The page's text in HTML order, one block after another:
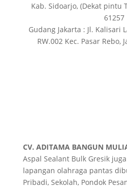
Kab. Sidoarjo, (Dekat pintu
61257
Gudang Jakarta : Jl. Kalisari
RW.002 Kec. Pasar Rebo,
CV. ADITAMA BANGUN
Aspal Sealant Bulk Gresik
lapangan olahraga pantas
Pribadi, Sekolah, Pondok